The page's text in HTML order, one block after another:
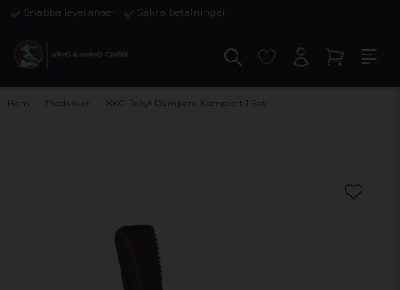
Snabba leveranser Säkra betalningar
Hem Produkter KKC Rekyl Dämpare Komplett 1 Set